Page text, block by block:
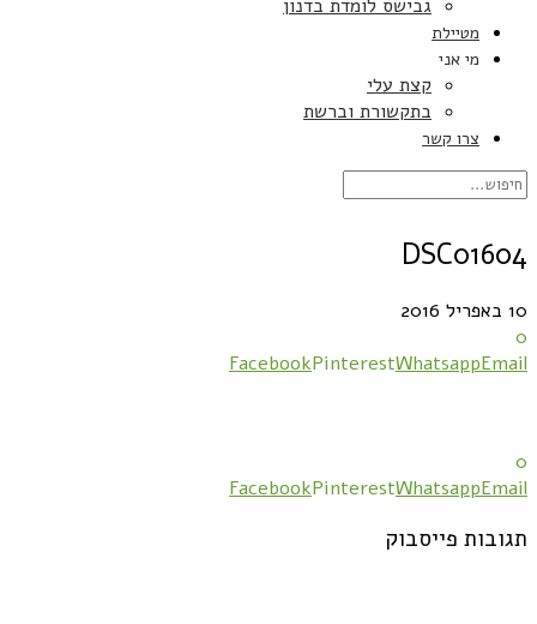
גבישס לומדת בדנון
מטיילת
מי אני
קצת עלי
בתקשורת וברשת
צרו קשר
DSC01604
10 באפריל 2016
0
FacebookPinterestWhatsappEmail
0
FacebookPinterestWhatsappEmail
תגובות פייסבוק